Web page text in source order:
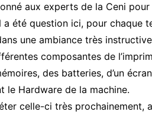
aux experts de la Ceni
été question ici, pour chaque
une ambiance très
composantes de
des batteries, d’un
le Hardware de la machine.
celle-ci très prochainement,